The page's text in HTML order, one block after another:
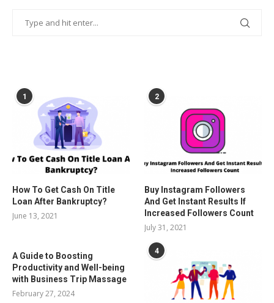
1
How To Get Cash On Title
Loan After Bankruptcy?
June 13, 2021
2
Buy Instagram Followers
And Get Instant Results If
Increased Followers Count
July 31, 2021
A Guide to Boosting
Productivity and Well-being
with Business Trip Massage
February 27, 2024
4